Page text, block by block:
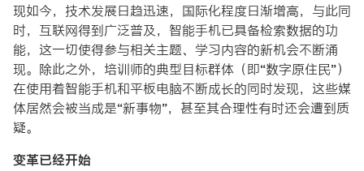
现如今，技术发展日趋迅速，国际化程度日渐增高，与此同
时，互联网得到广泛普及，智能手机已具备检索数据的功
能，这一切使得参与相关主题、学习内容的新机会不断涌
现。除此之外，培训师的典型目标群体（即“数字原住民”）
在使用着智能手机和平板电脑不断成长的同时发现，这些媒
体居然会被当成是“新事物”，甚至其合理性有时还会遭到质
疑。
变革已经开始